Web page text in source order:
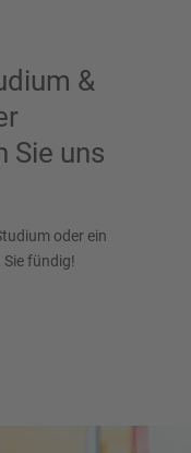
&
Sie uns
oder ein
fündig!